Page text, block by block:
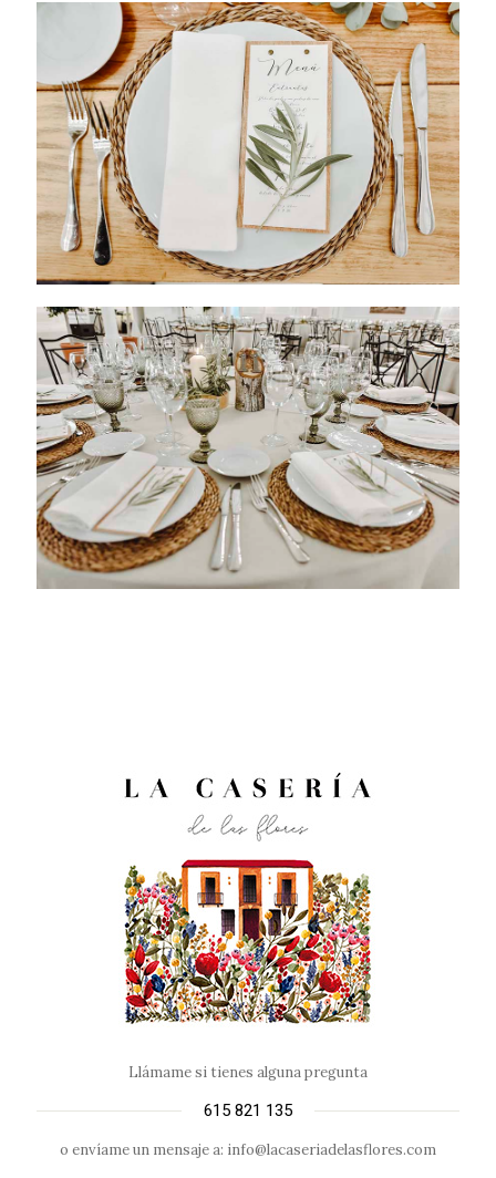
Llámame si tienes alguna pregunta
615 821 135
o envíame un mensaje a: info@lacaseriadelasflores.com